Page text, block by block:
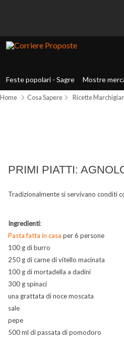
Feste popolari - Sagre Mostre
Home Cosa Sapere Ricette
PRIMI PIATTI:
Tradizionalmente si servivano conditi
Ingredienti:
Pasta fatta in casa per 6 persone
100 g di burro
250 g di carne di vitello macinata
100 g di mortadella a dadini
300 g spinaci
una grattata di noce moscata
sale
pepe
500 ml di passata di pomodoro